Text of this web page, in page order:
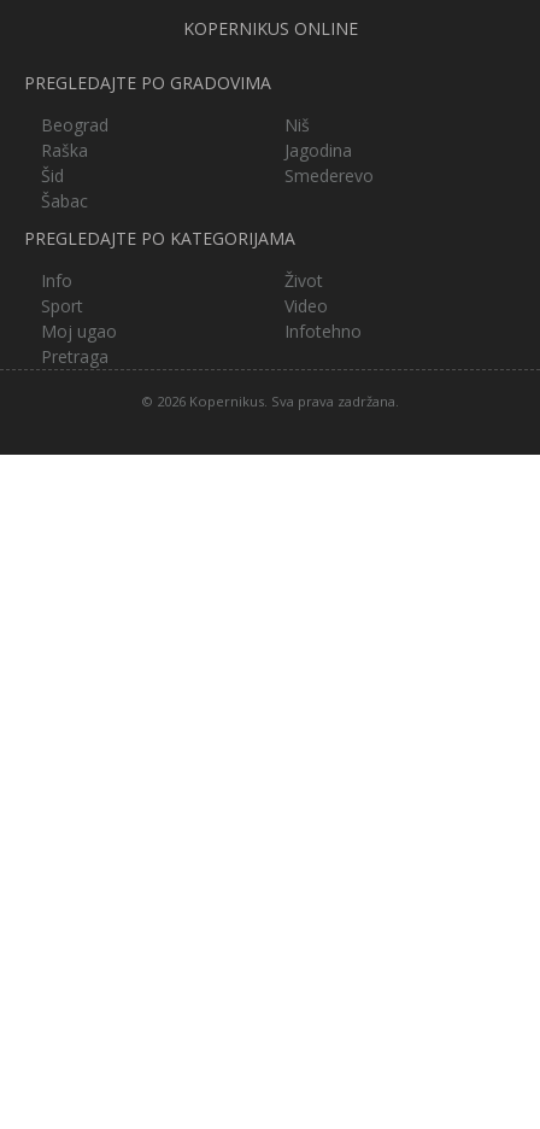
KOPERNIKUS ONLINE
PREGLEDAJTE PO GRADOVIMA
Beograd
Niš
Raška
Jagodina
Šid
Smederevo
Šabac
PREGLEDAJTE PO KATEGORIJAMA
Info
Život
Sport
Video
Moj ugao
Infotehno
Pretraga
© 2026 Kopernikus. Sva prava zadržana.